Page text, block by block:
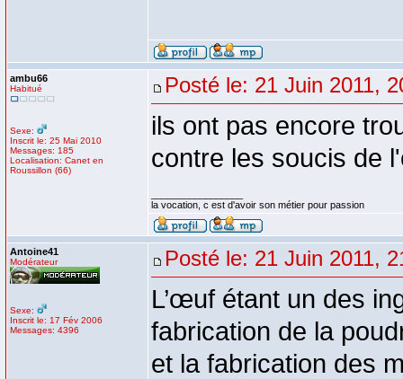
ambu66
Habitué
Sexe:
Inscrit le: 25 Mai 2010
Messages: 185
Localisation: Canet en
Roussillon (66)
Posté le: 21 Juin 2011,
ils ont pas encore
contre les soucis de
la vocation, c est d'avoir son métier pour passion
Antoine41
Modérateur
Sexe:
Inscrit le: 17 Fév 2006
Messages: 4396
Posté le: 21 Juin 2011,
L’œuf étant un des
fabrication de la
et la fabrication des